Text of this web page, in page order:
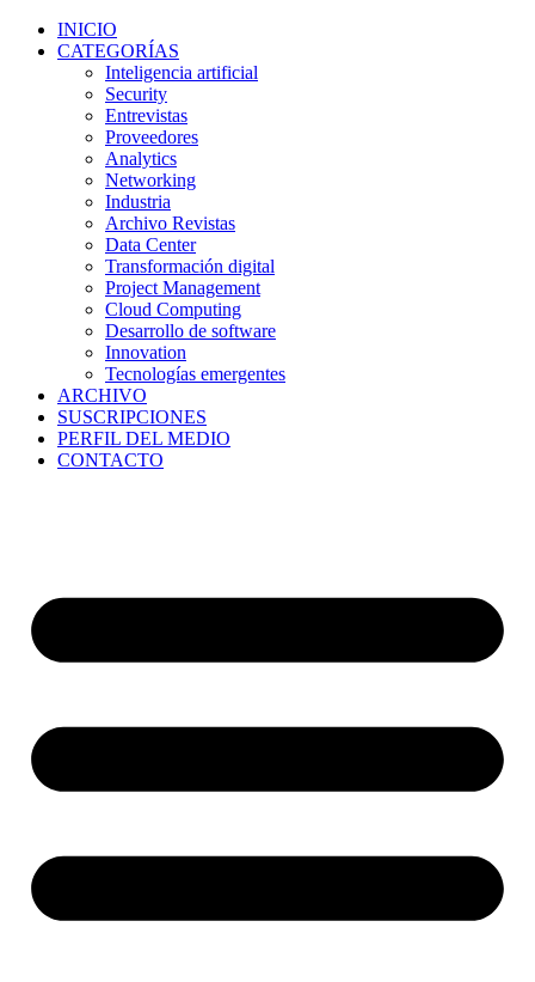
INICIO
CATEGORÍAS
Inteligencia artificial
Security
Entrevistas
Proveedores
Analytics
Networking
Industria
Archivo Revistas
Data Center
Transformación digital
Project Management
Cloud Computing
Desarrollo de software
Innovation
Tecnologías emergentes
ARCHIVO
SUSCRIPCIONES
PERFIL DEL MEDIO
CONTACTO